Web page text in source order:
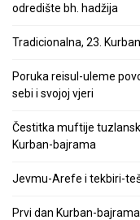
odredište bh. hadžija
Tradicionalna, 23.
Poruka reisul-uleme
sebi i svojoj vjeri
Čestitka muftije
Kurban-bajrama
Jevmu-Arefe i tekbiri-
Prvi dan Kurban-